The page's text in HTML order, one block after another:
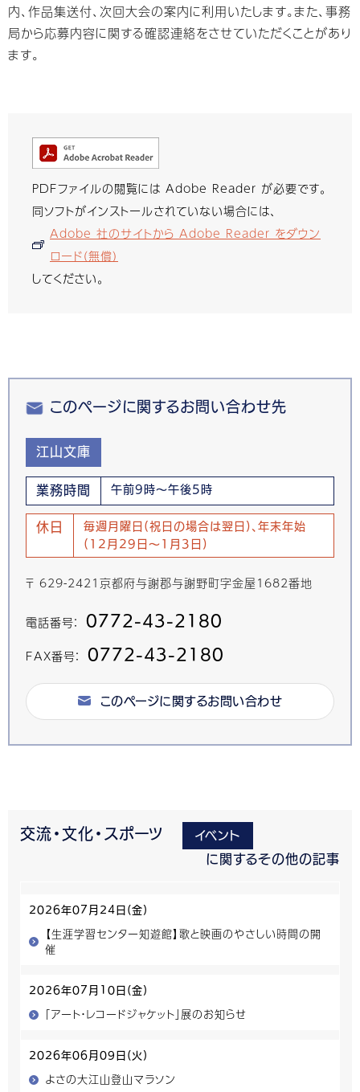
内、作品集送付、次回大会の案内に利用いたします。また、事務
局から応募内容に関する確認連絡をさせていただくことがあり
ます。
PDFファイルの閲覧には Adobe Reader が必要です。
同ソフトがインストールされていない場合には、
Adobe 社のサイトから Adobe Reader をダウン
ロード（無償）
してください。
このページに関するお問い合わせ先
江山文庫
業務時間 午前9時～午後5時
休日
毎週月曜日(祝日の場合は翌日)、年末年始
(12月29日～1月3日)
〒 629-2421京都府与謝郡与謝野町字金屋1682番地
電話番号： 0772-43-2180
FAX番号： 0772-43-2180
このページに関するお問い合わせ
交流・文化・スポーツ イベント
に関するその他の記事
2026年07月24日(金)
【生涯学習センター知遊館】歌と映画のやさしい時間の開
催
2026年07月10日(金)
「アート・レコードジャケット」展のお知らせ
2026年06月09日(火)
よさの大江山登山マラソン